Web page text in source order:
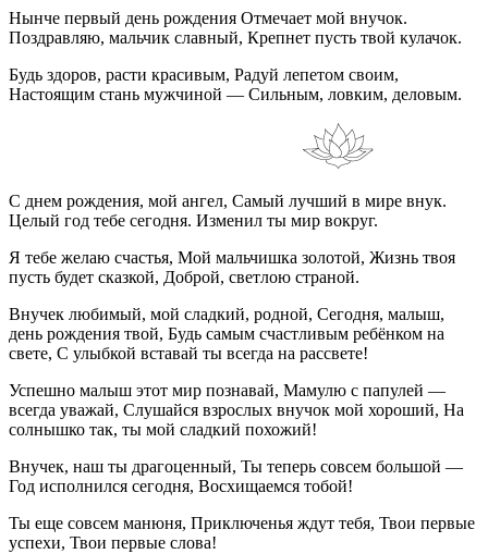
Нынче первый день рождения Отмечает мой внучок.
Поздравляю, мальчик славный, Крепнет пусть твой кулачок.
Будь здоров, расти красивым, Радуй лепетом своим,
Настоящим стань мужчиной — Сильным, ловким, деловым.
С днем рождения, мой ангел, Самый лучший в мире внук.
Целый год тебе сегодня. Изменил ты мир вокруг.
Я тебе желаю счастья, Мой мальчишка золотой, Жизнь твоя
пусть будет сказкой, Доброй, светлою страной.
Внучек любимый, мой сладкий, родной, Сегодня, малыш,
день рождения твой, Будь самым счастливым ребёнком на
свете, С улыбкой вставай ты всегда на рассвете!
Успешно малыш этот мир познавай, Мамулю с папулей —
всегда уважай, Слушайся взрослых внучок мой хороший, На
солнышко так, ты мой сладкий похожий!
Внучек, наш ты драгоценный, Ты теперь совсем большой —
Год исполнился сегодня, Восхищаемся тобой!
Ты еще совсем манюня, Приключенья ждут тебя, Твои первые
успехи, Твои первые слова!